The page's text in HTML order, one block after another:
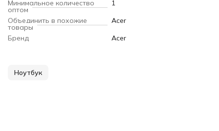
Минимальное количество
оптом
1
Объединить в похожие
товары
Acer
Бренд
Acer
Ноутбук